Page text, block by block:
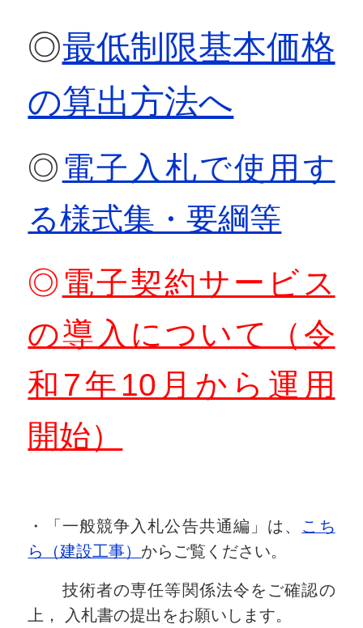
◎最低制限基本価格
の算出方法へ
◎ 電子入札で使用す
る様式集・要綱等
◎ 電子契約サービス
の導入について（令
和7年10月から運用
開始）
・「一般競争入札公告共通編」は、 こち
ら（建設工事） からご覧ください。
技術者の専任等関係法令をご確認の
上， 入札書の提出をお願いします。